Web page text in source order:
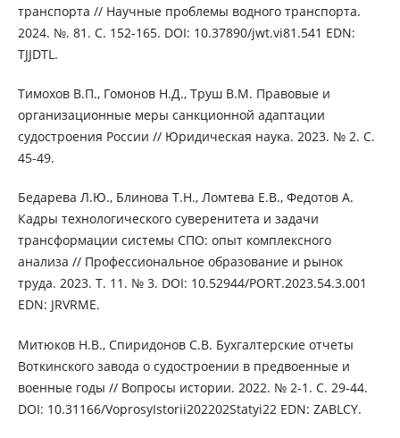
транспорта // Научные проблемы водного транспорта.
2024. №. 81. С. 152-165. DOI: 10.37890/jwt.vi81.541 EDN:
TJJDTL.
Тимохов В.П., Гомонов Н.Д., Труш В.М. Правовые и
организационные меры санкционной адаптации
судостроения России // Юридическая наука. 2023. № 2. С.
45-49.
Бедарева Л.Ю., Блинова Т.Н., Ломтева Е.В., Федотов А.
Кадры технологического суверенитета и задачи
трансформации системы СПО: опыт комплексного
анализа // Профессиональное образование и рынок
труда. 2023. Т. 11. № 3. DOI: 10.52944/PORT.2023.54.3.001
EDN: JRVRME.
Митюков Н.В., Спиридонов С.В. Бухгалтерские отчеты
Воткинского завода о судостроении в предвоенные и
военные годы // Вопросы истории. 2022. № 2-1. С. 29-44.
DOI: 10.31166/VoprosyIstorii202202Statyi22 EDN: ZABLCY.